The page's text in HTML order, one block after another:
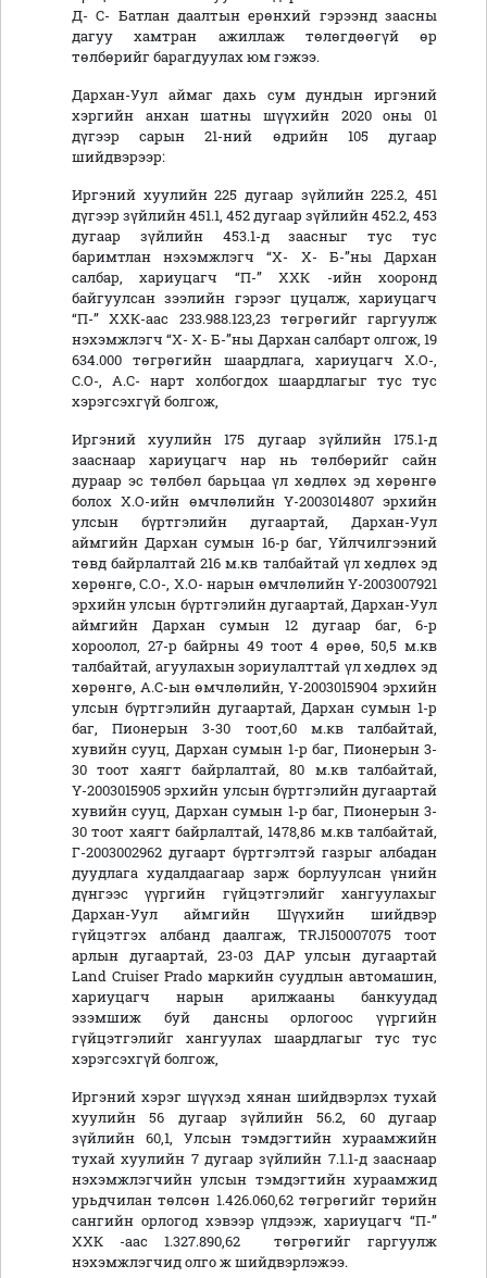
Д- С- Батлан даалтын ерөнхий гэрээнд заасны
дагуу хамтран ажиллаж төлөгдөөгүй өр
төлбөрийг барагдуулах юм гэжээ.
Дархан-Уул аймаг дахь сум дундын иргэний
хэргийн анхан шатны шүүхийн 2020 оны 01
дүгээр сарын 21-ний өдрийн 105 дугаар
шийдвэрээр:
Иргэний хуулийн 225 дугаар зүйлийн 225.2, 451
дүгээр зүйлийн 451.1, 452 дугаар зүйлийн 452.2, 453
дугаар зүйлийн 453.1-д заасныг тус тус
баримтлан нэхэмжлэгч “Х- Х- Б-”ны Дархан
салбар, хариуцагч “П-” ХХК -ийн хооронд
байгуулсан зээлийн гэрээг цуцалж, хариуцагч
“П-” ХХК-аас 233.988.123,23 төгрөгийг гаргуулж
нэхэмжлэгч “Х- Х- Б-”ны Дархан салбарт олгож, 19
634.000 төгрөгийн шаардлага, хариуцагч Х.О-,
С.О-, А.С- нарт холбогдох шаардлагыг тус тус
хэрэгсэхгүй болгож,
Иргэний хуулийн 175 дугаар зүйлийн 175.1-д
зааснаар хариуцагч нар нь төлбөрийг сайн
дураар эс төлбөл барьцаа үл хөдлөх эд хөрөнгө
болох Х.О-ийн өмчлөлийн Ү-2003014807 эрхийн
улсын бүртгэлийн дугаартай, Дархан-Уул
аймгийн Дархан сумын 16-р баг, Үйлчилгээний
төвд байрлалтай 216 м.кв талбайтай үл хөдлөх эд
хөрөнгө, С.О-, Х.О- нарын өмчлөлийн Ү-2003007921
эрхийн улсын бүртгэлийн дугаартай, Дархан-Уул
аймгийн Дархан сумын 12 дугаар баг, 6-р
хороолол, 27-р байрны 49 тоот 4 өрөө, 50,5 м.кв
талбайтай, агуулахын зориулалттай үл хөдлөх эд
хөрөнгө, А.С-ын өмчлөлийн, Ү-2003015904 эрхийн
улсын бүртгэлийн дугаартай, Дархан сумын 1-р
баг, Пионерын 3-30 тоот,60 м.кв талбайтай,
хувийн сууц, Дархан сумын 1-р баг, Пионерын 3-
30 тоот хаягт байрлалтай, 80 м.кв талбайтай,
Ү-2003015905 эрхийн улсын бүртгэлийн дугаартай
хувийн сууц, Дархан сумын 1-р баг, Пионерын 3-
30 тоот хаягт байрлалтай, 1478,86 м.кв талбайтай,
Г-2003002962 дугаарт бүртгэлтэй газрыг албадан
дуудлага худалдаагаар зарж борлуулсан үнийн
дүнгээс үүргийн гүйцэтгэлийг хангуулахыг
Дархан-Уул аймгийн Шүүхийн шийдвэр
гүйцэтгэх албанд даалгаж, TRJ150007075 тоот
арлын дугаартай, 23-03 ДАР улсын дугаартай
Land Cruiser Prado маркийн суудлын автомашин,
хариуцагч нарын арилжааны банкуудад
эзэмшиж буй дансны орлогоос үүргийн
гүйцэтгэлийг хангуулах шаардлагыг тус тус
хэрэгсэхгүй болгож,
Иргэний хэрэг шүүхэд хянан шийдвэрлэх тухай
хуулийн 56 дугаар зүйлийн 56.2, 60 дугаар
зүйлийн 60,1, Улсын тэмдэгтийн хураамжийн
тухай хуулийн 7 дугаар зүйлийн 7.1.1-д зааснаар
нэхэмжлэгчийн улсын тэмдэгтийн хураамжид
урьдчилан төлсөн 1.426.060,62 төгрөгийг төрийн
сангийн орлогод хэвээр үлдээж, хариуцагч “П-”
ХХК -аас 1.327.890,62 төгрөгийг гаргуулж
нэхэмжлэгчид олго ж шийдвэрлэжээ.